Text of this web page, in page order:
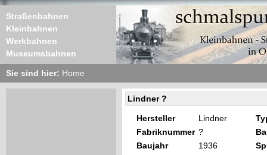
Straßenbahnen
Kleinbahnen
Werkbahnen
Museumsbahnen
Sie sind hier: Home
Lindner ?
Hersteller Lindner
Fabriknummer ?
Baujahr
1936